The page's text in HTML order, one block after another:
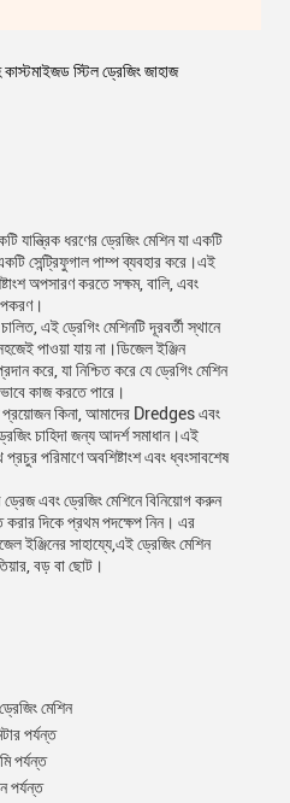
স্টিল ড্রেজিং জাহাজ
যান্ত্রিক ধরণের ড্রেজিং মেশিন যা একটি
সেন্ট্রিফুগাল পাম্প ব্যবহার করে।এই
অপসারণ করতে সক্ষম, বালি, এবং
এই ড্রেগিং মেশিনটি দূরবর্তী স্থানে
পাওয়া যায় না।ডিজেল ইঞ্জিন
করে, যা নিশ্চিত করে যে ড্রেগিং মেশিন
কাজ করতে পারে।
প্রয়োজন কিনা, আমাদের Dredges এবং
চাহিদা জন্য আদর্শ সমাধান।এই
পরিমাণে অবশিষ্টাংশ এবং ধ্বংসাবশেষ
এবং ড্রেজিং মেশিনে বিনিয়োগ করুন
দিকে প্রথম পদক্ষেপ নিন। এর
ইঞ্জিনের সাহায্যে,এই ড্রেজিং মেশিন
বড় বা ছোট।
মেশিন
পর্যন্ত
পর্যন্ত
পর্যন্ত